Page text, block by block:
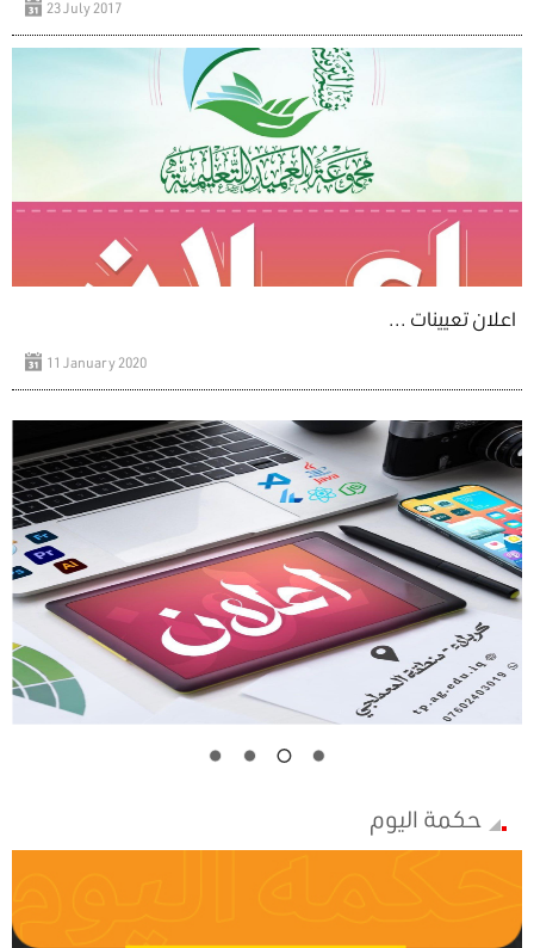
23 July 2017
اعلان تعيينات ...
11 January 2020
حكمة اليوم